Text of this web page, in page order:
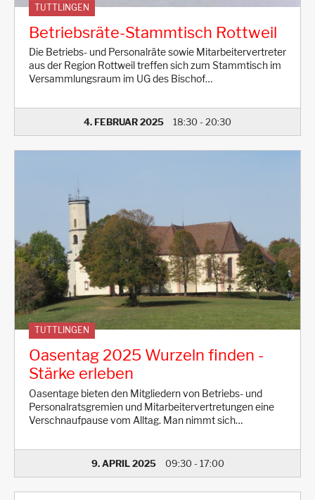
TUTTLINGEN
Betriebsräte-Stammtisch Rottweil
Die Betriebs- und Personalräte sowie Mitarbeitervertreter
aus der Region Rottweil treffen sich zum Stammtisch im
Versammlungsraum im UG des Bischof…
4. FEBRUAR 2025 18:30 - 20:30
TUTTLINGEN
Oasentag 2025 Wurzeln finden -
Stärke erleben
Oasentage bieten den Mitgliedern von Betriebs- und
Personalratsgremien und Mitarbeitervertretungen eine
Verschnaufpause vom Alltag. Man nimmt sich…
9. APRIL 2025 09:30 - 17:00